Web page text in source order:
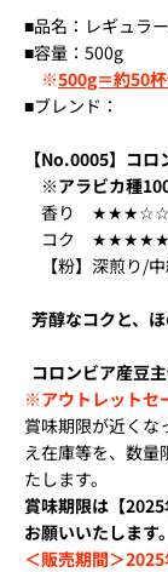
■品名：レギュラ
■容量：500g
※500g＝約50杯
■ブレンド：
【No.0005】コ
※アラビカ種
香り
コク
【粉】深煎り/中
芳醇なコクと、
コロンビア産豆
※アウトレットセ
賞味期限が近くな
え在庫等を、数量
たします。
賞味期限は【
お願いいたします。
＜販売期間＞